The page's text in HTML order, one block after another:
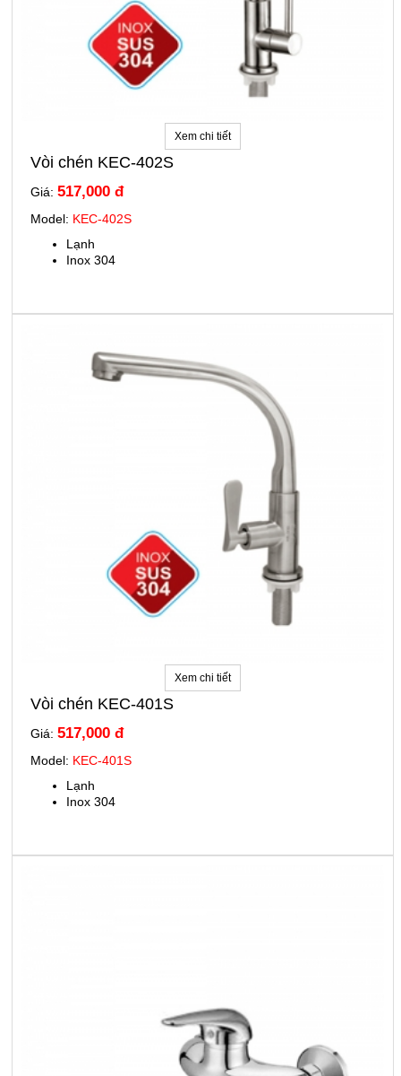
Xem chi tiết
Vòi chén KEC-402S
Giá: 517,000 đ
Model: KEC-402S
Lạnh
Inox 304
Xem chi tiết
Vòi chén KEC-401S
Giá: 517,000 đ
Model: KEC-401S
Lạnh
Inox 304